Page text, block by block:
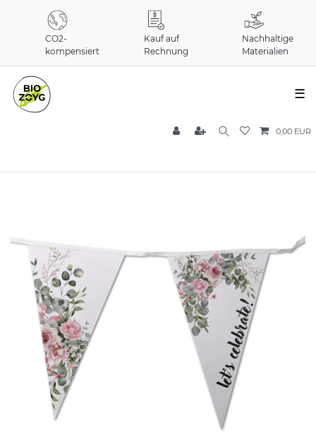
CO2-
kompensiert
Kauf auf
Rechnung
Nachhaltige
Materialien
☰
0,00 EUR